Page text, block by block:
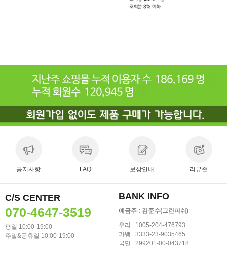
공지사항 FAQ 보상안내 리뷰존
C/S CENTER
070-4647-3519
평일 10:00-19:00
주말&공휴일 10:00-19:00
BANK INFO
예금주 : 김준수(그린피쉬)
우리 : 1005-204-476793
카뱅 : 3333-23-9035465
국민 : 299201-00-043718